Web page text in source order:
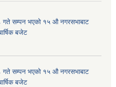
गते सम्पन भएको १५ ‍‍‍औ नगरसभाबाट
बजेट
गते सम्पन भएको १५ ‍‍‍औ नगरसभाबाट
बजेट